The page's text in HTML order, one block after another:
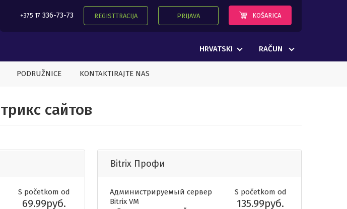
+375 17 336-73-73 REGISTTRACIJA PRIJAVA KOŠARICA
HRVATSKI RAČUN
PODRUŽNICE KONTAKTIRAJTE NAS
сайтов
S početkom od
69.99руб.
Bitrix Профи
Администрируемый сервер
Bitrix VM
S početkom od
135.99руб.